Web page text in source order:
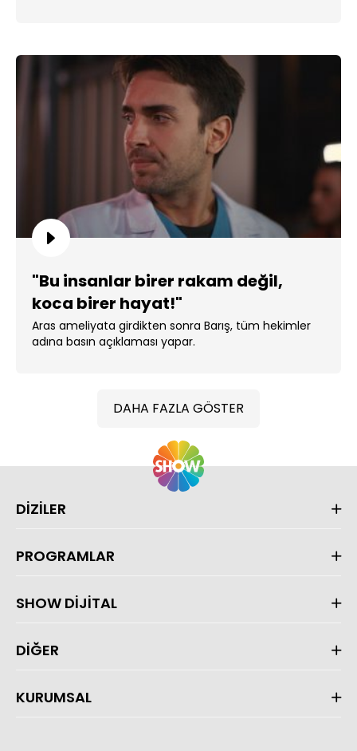
"Bu insanlar birer rakam değil,
koca birer hayat!"
Aras ameliyata girdikten sonra Barış, tüm hekimler
adına basın açıklaması yapar.
DAHA FAZLA GÖSTER
DİZİLER
PROGRAMLAR
SHOW DİJİTAL
DİĞER
KURUMSAL